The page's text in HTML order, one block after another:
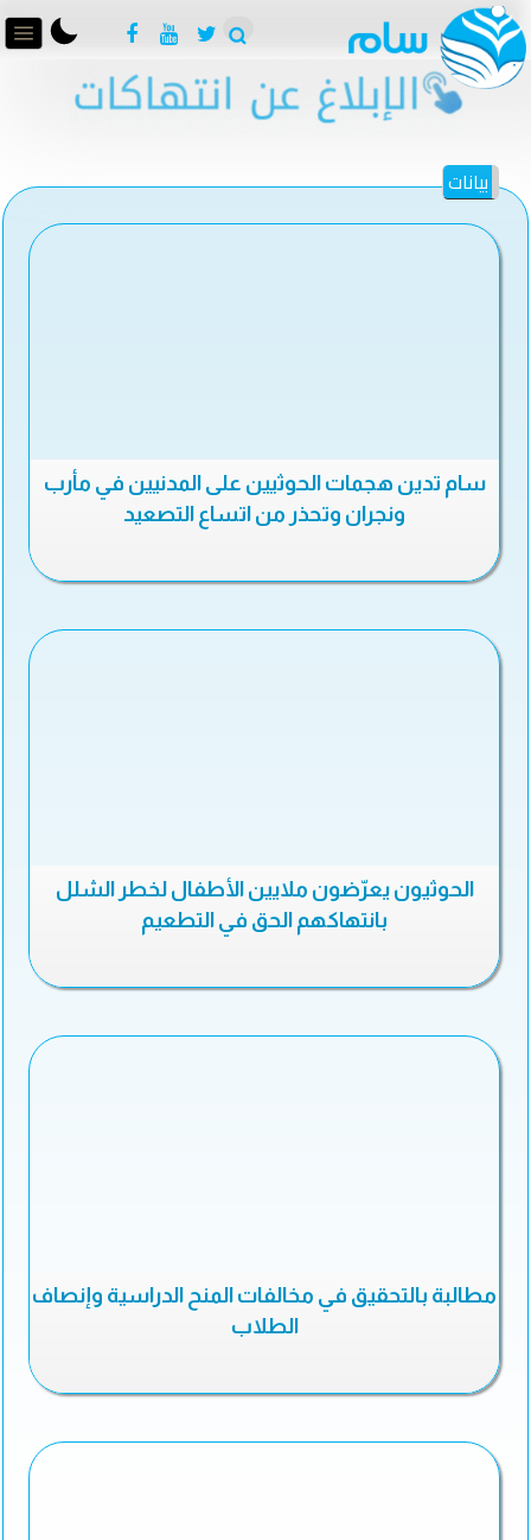
بيانات
سام تدين هجمات الحوثيين على المدنيين في مأرب
ونجران وتحذر من اتساع التصعيد
الحوثيون يعرّضون ملايين الأطفال لخطر الشلل
بانتهاكهم الحق في التطعيم
مطالبة بالتحقيق في مخالفات المنح الدراسية وإنصاف
الطلاب